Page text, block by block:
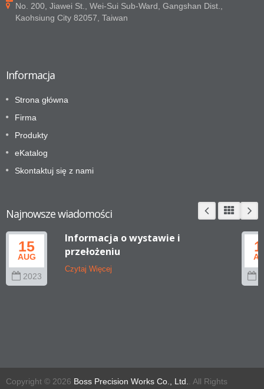
No. 200, Jiawei St., Wei-Sui Sub-Ward, Gangshan Dist.,
Kaohsiung City 82057, Taiwan
Informacja
Strona główna
Firma
Produkty
eKatalog
Skontaktuj się z nami
Najnowsze wiadomości
15
AUG
2023
Informacja o wystawie i
przełożeniu
Czytaj Więcej
Copyright © 2026 Boss Precision Works Co., Ltd. . All Rights